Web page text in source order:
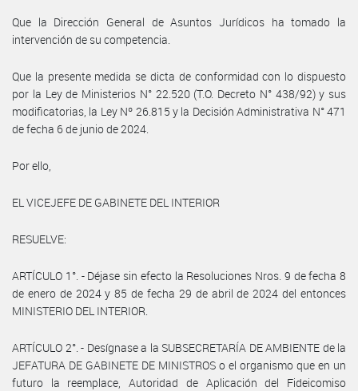
Que la Dirección General de Asuntos Jurídicos ha tomado la
intervención de su competencia.
Que la presente medida se dicta de conformidad con lo dispuesto
por la Ley de Ministerios N° 22.520 (T.O. Decreto N° 438/92) y sus
modificatorias, la Ley Nº 26.815 y la Decisión Administrativa N° 471
de fecha 6 de junio de 2024.
Por ello,
EL VICEJEFE DE GABINETE DEL INTERIOR
RESUELVE:
ARTÍCULO 1°. - Déjase sin efecto la Resoluciones Nros. 9 de fecha 8
de enero de 2024 y 85 de fecha 29 de abril de 2024 del entonces
MINISTERIO DEL INTERIOR.
ARTÍCULO 2°. - Desígnase a la SUBSECRETARÍA DE AMBIENTE de la
JEFATURA DE GABINETE DE MINISTROS o el organismo que en un
futuro la reemplace, Autoridad de Aplicación del Fideicomiso